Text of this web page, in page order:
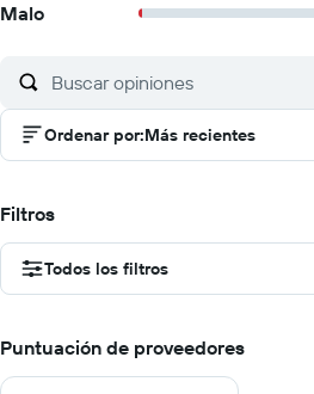
Malo
Ordenar por:Más recientes
Filtros
Todos los filtros
Puntuación de proveedores